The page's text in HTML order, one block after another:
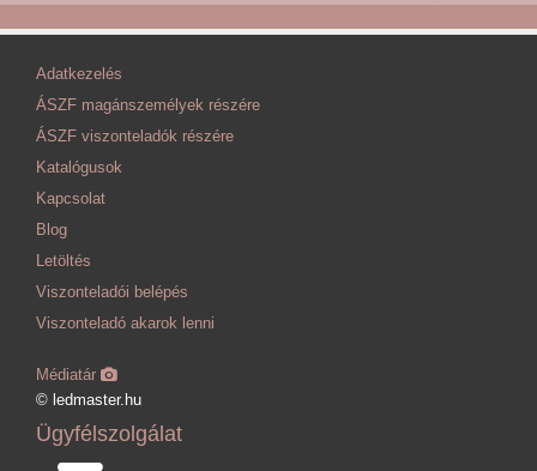
Adatkezelés
ÁSZF magánszemélyek részére
ÁSZF viszonteladók részére
Katalógusok
Kapcsolat
Blog
Letöltés
Viszonteladói belépés
Viszonteladó akarok lenni
Médiatár
© ledmaster.hu
Ügyfélszolgálat